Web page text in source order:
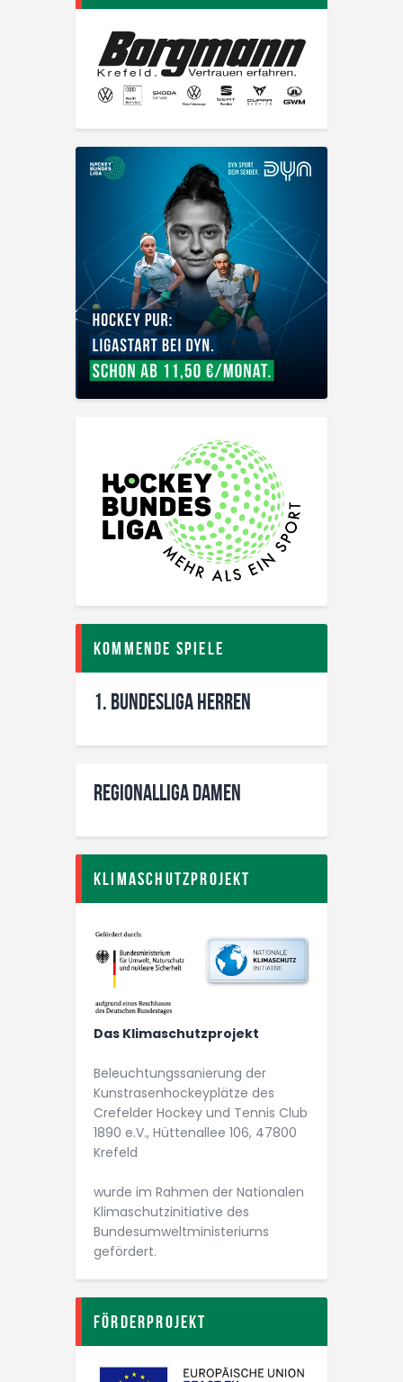
Kommende Spiele
1. Bundesliga Herren
Regionalliga Damen
Klimaschutzprojekt
Das Klimaschutzprojekt
Beleuchtungs­­sanierung der
Kunstrasen­­hockey­plätze des
Crefelder Hockey und Tennis Club
1890 e.V., Hüttenallee 106, 47800
Krefeld
wurde im Rahmen der Nationalen
Klimaschutz­initiative des
Bundesumwelt­ministeriums
gefördert.
Förderprojekt